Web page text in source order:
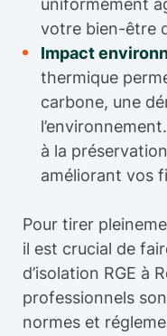
uniformément
votre bien-être
Impact
thermique
carbone, une
à la
améliorant vos
Pour tirer
il est crucial de
d’isolation RGE à
professionnels
normes et